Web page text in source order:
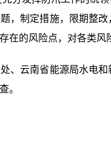
，制定措施，限期整
在的风险点，对各类风
、云南省能源局水电
。